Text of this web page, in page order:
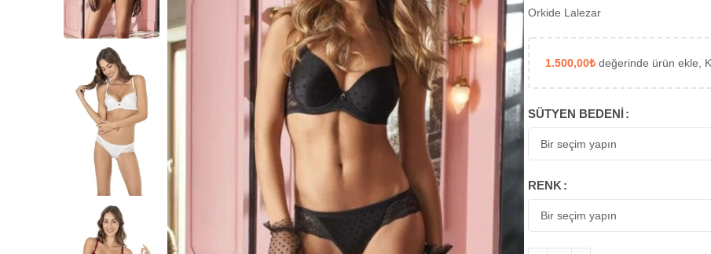
Orkide Lalezar
1.500,00₺ değerinde ürün ekle,
SÜTYEN BEDENI
RENK